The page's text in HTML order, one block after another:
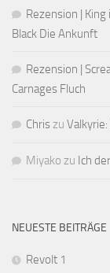
Rezension |
Black Die Ankunft
Rezension |
Carnages Fluch
Chriszu
Miyako zu Ich
NEUESTE BEITRÄGE
Revolt 1